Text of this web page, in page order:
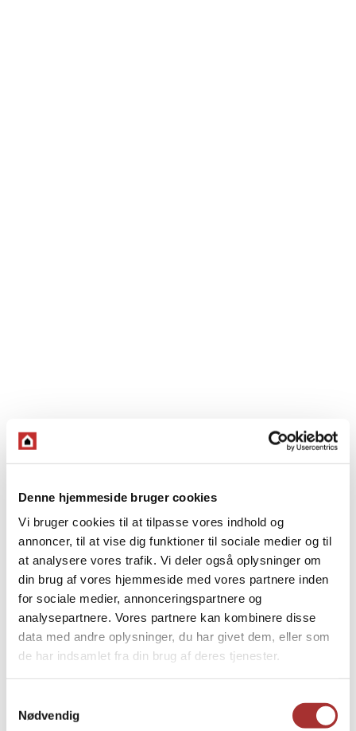
Denne hjemmeside bruger cookies
Vi bruger cookies til at tilpasse vores indhold og
annoncer, til at vise dig funktioner til sociale medier og til
at analysere vores trafik. Vi deler også oplysninger om
din brug af vores hjemmeside med vores partnere inden
for sociale medier, annonceringspartnere og
analysepartnere. Vores partnere kan kombinere disse
data med andre oplysninger, du har givet dem, eller som
de har indsamlet fra din brug af deres tjenester.
Nødvendig